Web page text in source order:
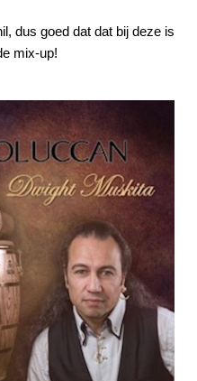
dus goed dat dat bij deze is
mix-up!